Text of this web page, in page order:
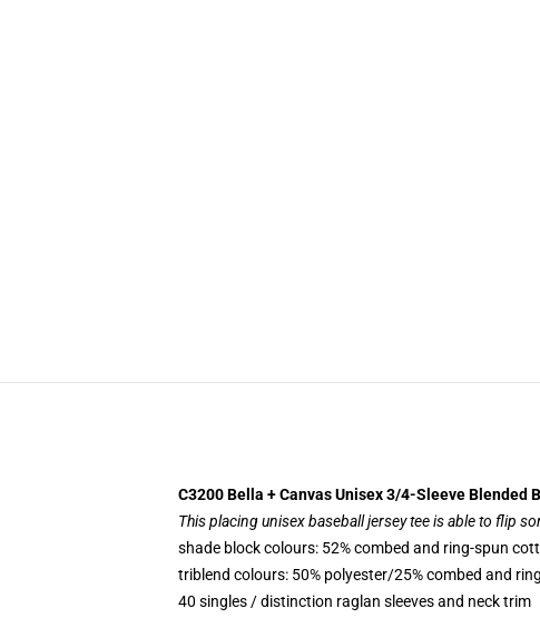
C3200 Bella + Canvas Unisex 3/4-Sleeve Blended
This placing unisex baseball jersey tee is able to flip
shade block colours: 52% combed and ring-spun
triblend colours: 50% polyester/25% combed and
40 singles / distinction raglan sleeves and neck trim